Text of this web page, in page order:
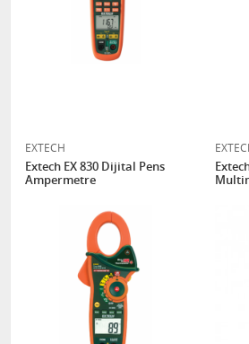
EXTECH
Extech EX 830 Dijital Pens
Ampermetre